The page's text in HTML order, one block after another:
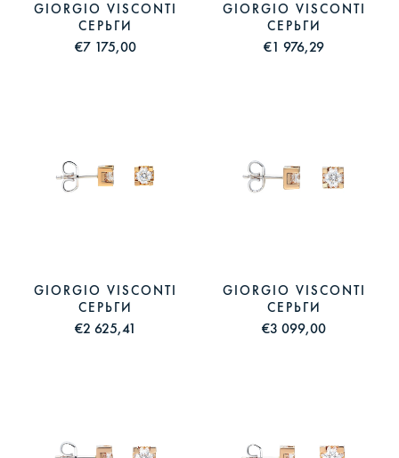
GIORGIO VISCONTI
СЕРЬГИ
€7 175,00
GIORGIO VISCONTI
СЕРЬГИ
€1 976,29
GIORGIO VISCONTI
СЕРЬГИ
€2 625,41
GIORGIO VISCONTI
СЕРЬГИ
€3 099,00